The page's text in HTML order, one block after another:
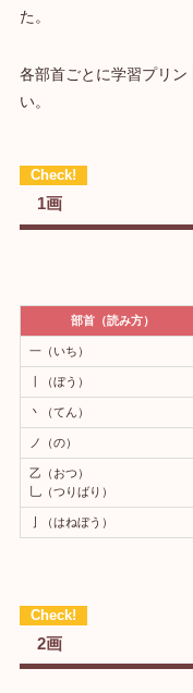
た。
各部首ごとに学習プリン
い。
1画
部首（読み方）
一（いち）
丨（ぼう）
丶（てん）
ノ（の）
乙（おつ）
乚（つりばり）
亅（はねぼう）
2画